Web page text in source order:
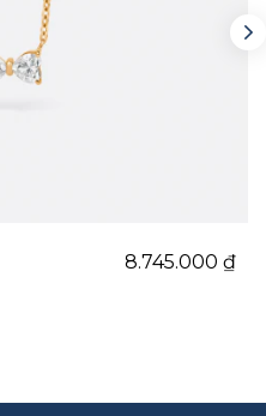
8.745.000 ₫